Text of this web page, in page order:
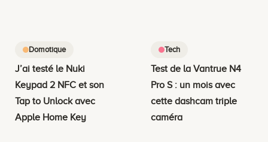
Domotique
J’ai testé le Nuki
Keypad 2 NFC et son
Tap to Unlock avec
Apple Home Key
Tech
Test de la Vantrue N4
Pro S : un mois avec
cette dashcam triple
caméra